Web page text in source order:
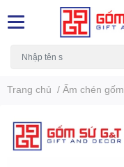
Trang chủ / Ấm chén gốm